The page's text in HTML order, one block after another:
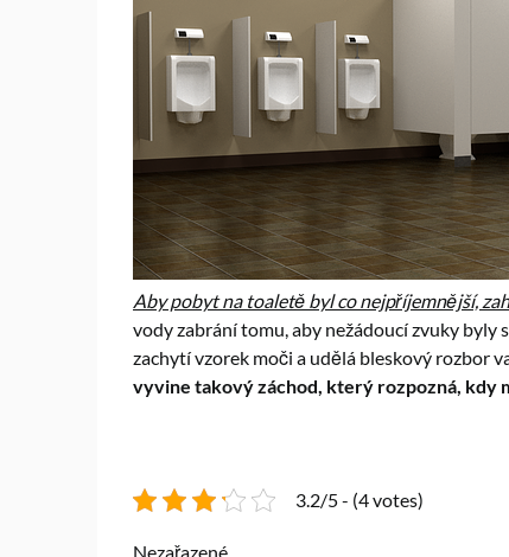
Aby pobyt na toaletě byl co nejpříjemnější,
vody zabrání tomu, aby nežádoucí zvuky byly
zachytí vzorek moči a udělá bleskový rozbor
vyvine takový záchod, který rozpozná, kdy
3.2/5 - (4 votes)
Nezařazené